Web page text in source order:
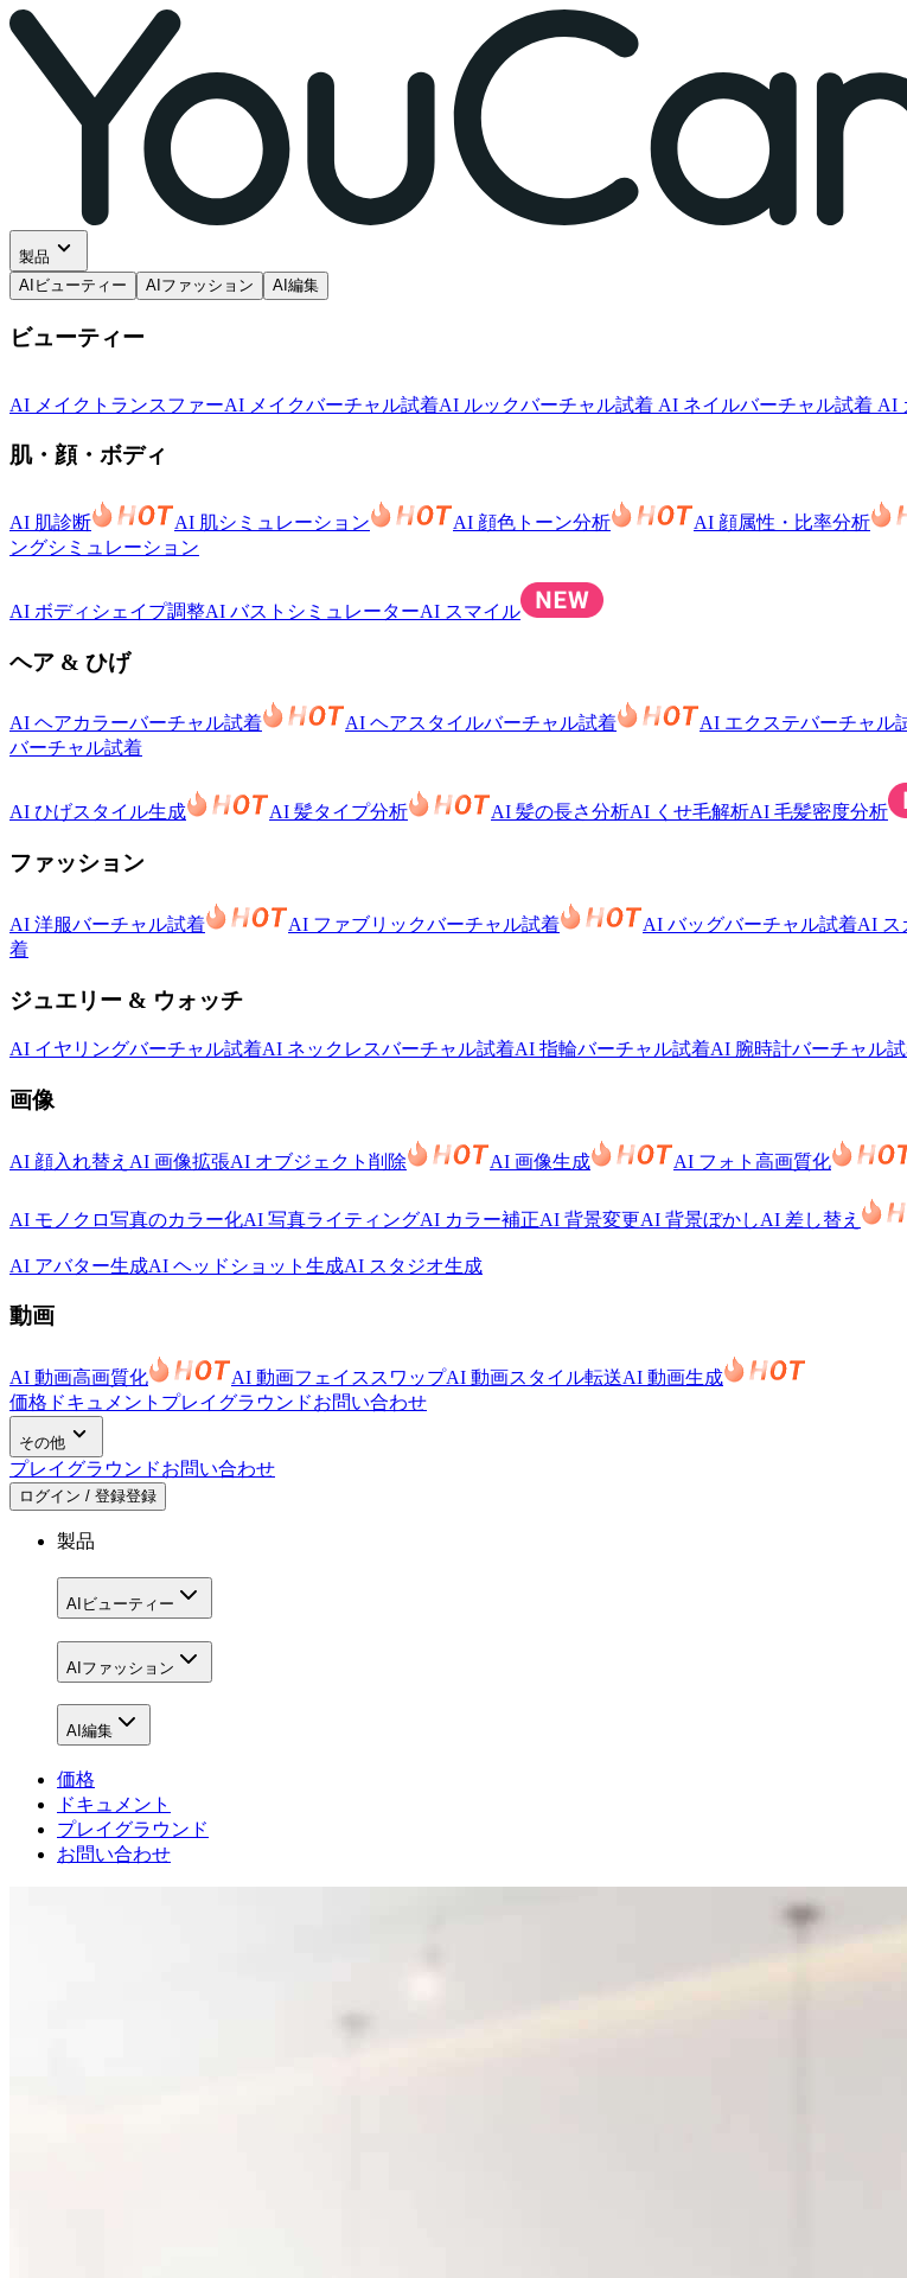
製品
AIビューティー
AIファッション AI編集
ビューティー
AI メイクトランスファーAI メイクバーチャル試着AI ルックバーチャル試着 AI ネイルバーチャル試着 AI
肌・顔・ボディ
AI 肌診断 AI 肌シミュレーション AI 顔色トーン分析 AI 顔属性・比率分析
ングシミュレーション
AI ボディシェイプ調整AI バストシミュレーターAI スマイル
ヘア & ひげ
AI ヘアカラーバーチャル試着 AI ヘアスタイルバーチャル試着 AI エクステバーチャル
バーチャル試着
AI ひげスタイル生成 AI 髪タイプ分析 AI 髪の長さ分析AI くせ毛解析AI 毛髪密度分析
ファッション
AI 洋服バーチャル試着 AI ファブリックバーチャル試着 AI バッグバーチャル試着AI ス
着
ジュエリー & ウォッチ
AI イヤリングバーチャル試着AI ネックレスバーチャル試着AI 指輪バーチャル試着AI 腕時計バーチャル
画像
AI 顔入れ替え AI 画像拡張AI オブジェクト削除 AI 画像生成 AI フォト高画質化
AI モノクロ写真のカラー化AI 写真ライティングAI カラー補正AI 背景変更AI 背景ぼかしAI 差し替え
AI アバター生成AI ヘッドショット生成AI スタジオ生成
動画
AI 動画高画質化 AI 動画フェイススワップAI 動画スタイル転送AI 動画生成
価格 ドキュメント プレイグラウンドお問い合わせ
その他
プレイグラウンドお問い合わせ
ログイン / 登録登録
製品
AIビューティー
AIファッション
AI編集
価格
ドキュメント
プレイグラウンド
お問い合わせ